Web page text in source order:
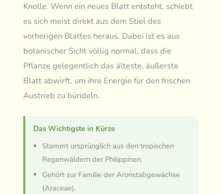
Knolle. Wenn ein neues Blatt entsteht, schiebt
es sich meist direkt aus dem Stiel des
vorherigen Blattes heraus. Dabei ist es aus
botanischer Sicht völlig normal, dass die
Pflanze gelegentlich das älteste, äußerste
Blatt abwirft, um ihre Energie für den frischen
Austrieb zu bündeln.
Das Wichtigste in Kürze
Stammt ursprünglich aus den tropischen
Regenwäldern der Philippinen.
Gehört zur Familie der Aronstabgewächse
(Araceae).